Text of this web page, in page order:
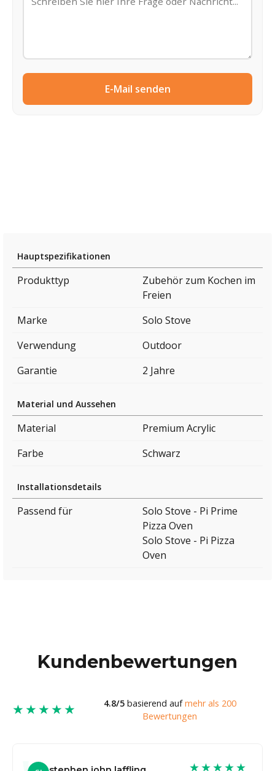
E-Mail senden
Hauptspezifikationen
Produkttyp
Zubehör zum Kochen im
Freien
Marke
Solo Stove
Verwendung
Outdoor
Garantie
2 Jahre
Material und Aussehen
Material
Premium Acrylic
Farbe
Schwarz
Installationsdetails
Passend für
Solo Stove - Pi Prime
Pizza Oven
Solo Stove - Pi Pizza
Oven
Kundenbewertungen
★★★★★ 4.8/5basierend aufmehr als 200
Bewertungen
★★★★★